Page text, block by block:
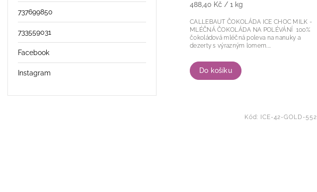
737699850
733559031
Facebook
Instagram
488,40 Kč / 1 kg
Do košíku
CALLEBAUT ČOKOLÁDA ICE CHOC MILK -
MLÉČNÁ ČOKOLÁDA NA POLÉVÁNÍ 100%
čokoládová mléčná poleva na nanuky a
dezerty s výrazným lomem....
Kód: ICE-42-GOLD-552